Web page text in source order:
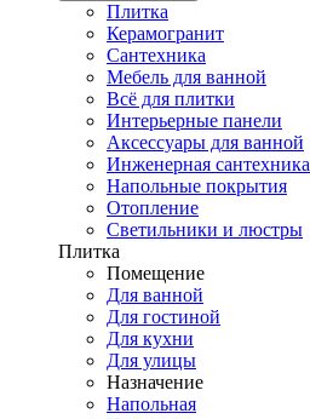
Плитка
Керамогранит
Сантехника
Мебель для ванной
Всё для плитки
Интерьерные панели
Аксессуары для ванной
Инженерная сантехника
Напольные покрытия
Отопление
Светильники и люстры
Плитка
Помещение
Для ванной
Для гостиной
Для кухни
Для улицы
Назначение
Напольная